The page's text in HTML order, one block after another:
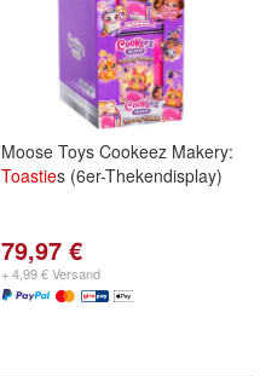
Moose Toys Cookeez Makery:
Toasties (6er-Thekendisplay)
79,97 €
+ 4,99 € Versand